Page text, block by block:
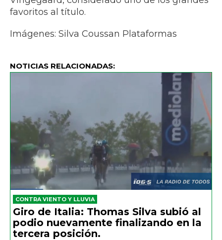
favoritos al título.
Imágenes: Silva Coussan Plataformas
NOTICIAS RELACIONADAS:
CONTRA VIENTO Y LLUVIA
Giro de Italia: Thomas Silva subió al
podio nuevamente finalizando en la
tercera posición.